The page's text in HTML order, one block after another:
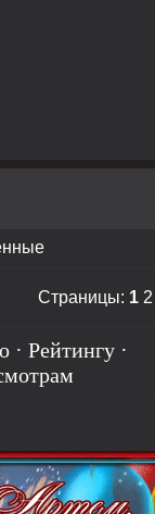
Страницы: 1 2
· Рейтингу ·